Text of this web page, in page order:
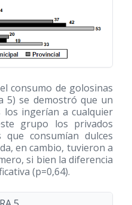
consumo de golosinas
5) se demostró que un
ingerían a cualquier
grupo los privados
consumían dulces
en cambio, tuvieron a
si bien la diferencia
(p=0,64).